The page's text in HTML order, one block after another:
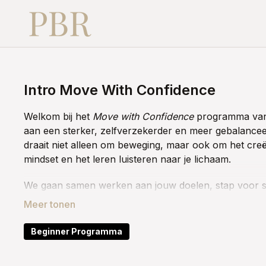
Intro Move With Confidence
Welkom bij het Move with Confidenceprogramma
aan een sterker, zelfverzekerder en meer
draait niet alleen om beweging, maar ook om het
mindset en het leren luisteren naar je lichaam.
We gaan samen werken aan jouw doelen, stap voor
Met verschillende soorten pilateslessen gaan we je
ondersteund door inspirerende mindsetlessen.
Beginner Programma